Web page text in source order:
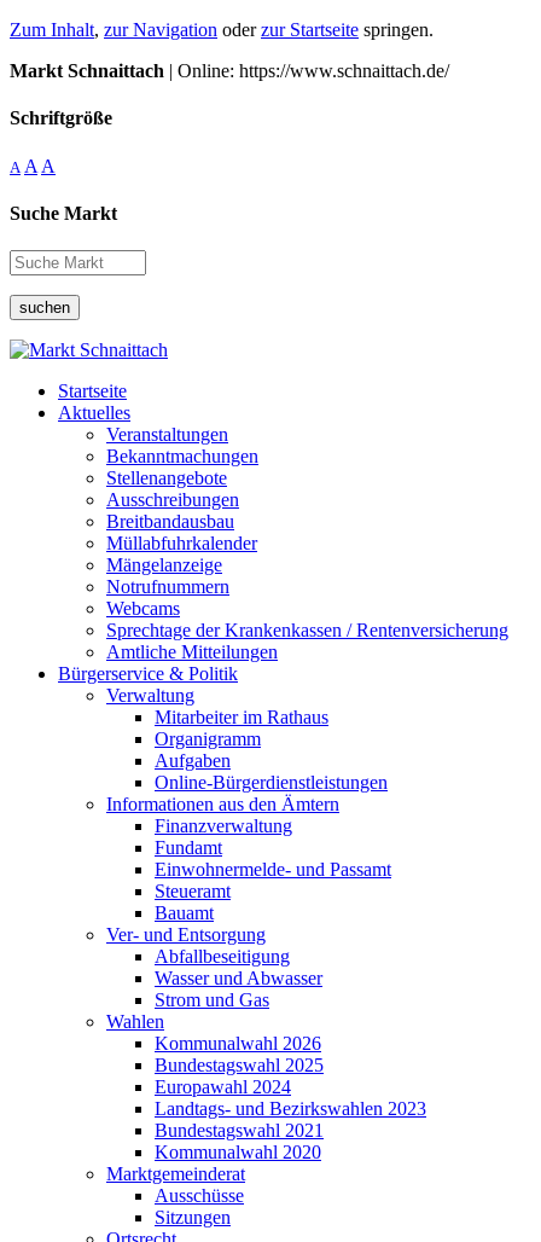
Zum Inhalt, zur Navigation oderzur Startseite springen.
Markt Schnaittach | Online: https://www.schnaittach.de/
Schriftgröße
A A A
Suche Markt
suchen
Startseite
Aktuelles
Veranstaltungen
Bekanntmachungen
Stellenangebote
Ausschreibungen
Breitbandausbau
Müllabfuhrkalender
Mängelanzeige
Notrufnummern
Webcams
Sprechtage der Krankenkassen / Rentenversicherung
Amtliche Mitteilungen
Bürgerservice & Politik
Verwaltung
Mitarbeiter im Rathaus
Organigramm
Aufgaben
Online-Bürgerdienstleistungen
Informationen aus den Ämtern
Finanzverwaltung
Fundamt
Einwohnermelde- und Passamt
Steueramt
Bauamt
Ver- und Entsorgung
Abfallbeseitigung
Wasser und Abwasser
Strom und Gas
Wahlen
Kommunalwahl 2026
Bundestagswahl 2025
Europawahl 2024
Landtags- und Bezirkswahlen 2023
Bundestagswahl 2021
Kommunalwahl 2020
Marktgemeinderat
Ausschüsse
Sitzungen